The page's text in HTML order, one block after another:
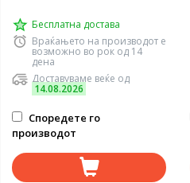
Бесплатна достава
Враќањето на производот е
возможно во рок од 14
дена
Доставуваме веќе од
14.08.2026
Споредете го
производот